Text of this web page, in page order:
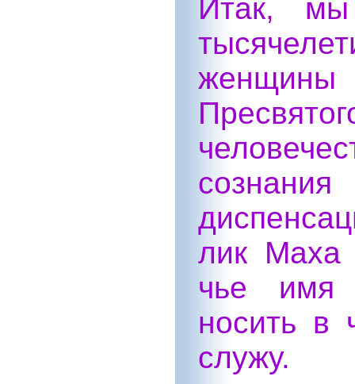
Итак,
лик Маха
чье имя
носить в
служу.